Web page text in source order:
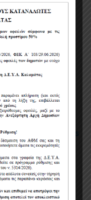
και
ύδρευσης
χρήσης cookies
Δεδομένων